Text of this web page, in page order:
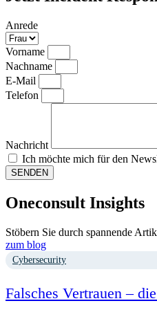
Anrede
Vorname
Nachname
E-Mail
Telefon
Nachricht
Ich möchte mich für den
SENDEN
Oneconsult Insights
Stöbern Sie durch spannende
zum blog
Cybersecurity
Falsches Vertrauen –